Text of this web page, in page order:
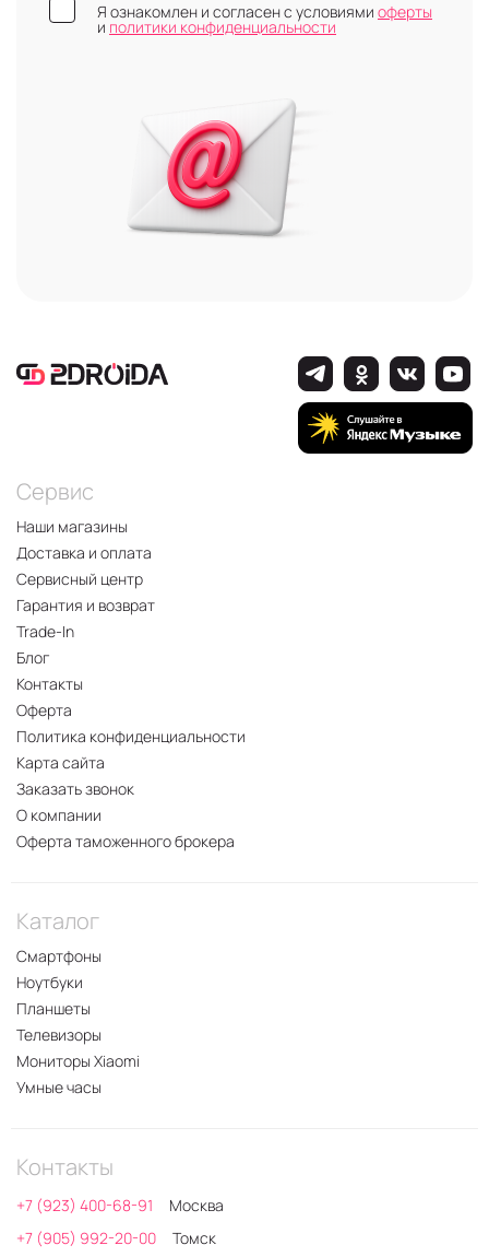
Я ознакомлен и согласен с условиями оферты
и политики конфиденциальности
Сервис
Наши магазины
Доставка и оплата
Сервисный центр
Гарантия и возврат
Trade-In
Блог
Контакты
Оферта
Политика конфиденциальности
Карта сайта
Заказать звонок
О компании
Оферта таможенного брокера
Каталог
Смартфоны
Ноутбуки
Планшеты
Телевизоры
Мониторы Xiaomi
Умные часы
Контакты
+7 (923) 400-68-91
Москва
+7 (905) 992-20-00
Томск